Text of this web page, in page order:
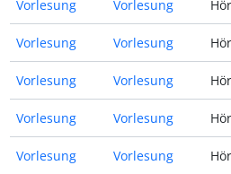
Vorlesung Vorlesung
Vorlesung Vorlesung
Vorlesung Vorlesung
Vorlesung Vorlesung
Vorlesung Vorlesung